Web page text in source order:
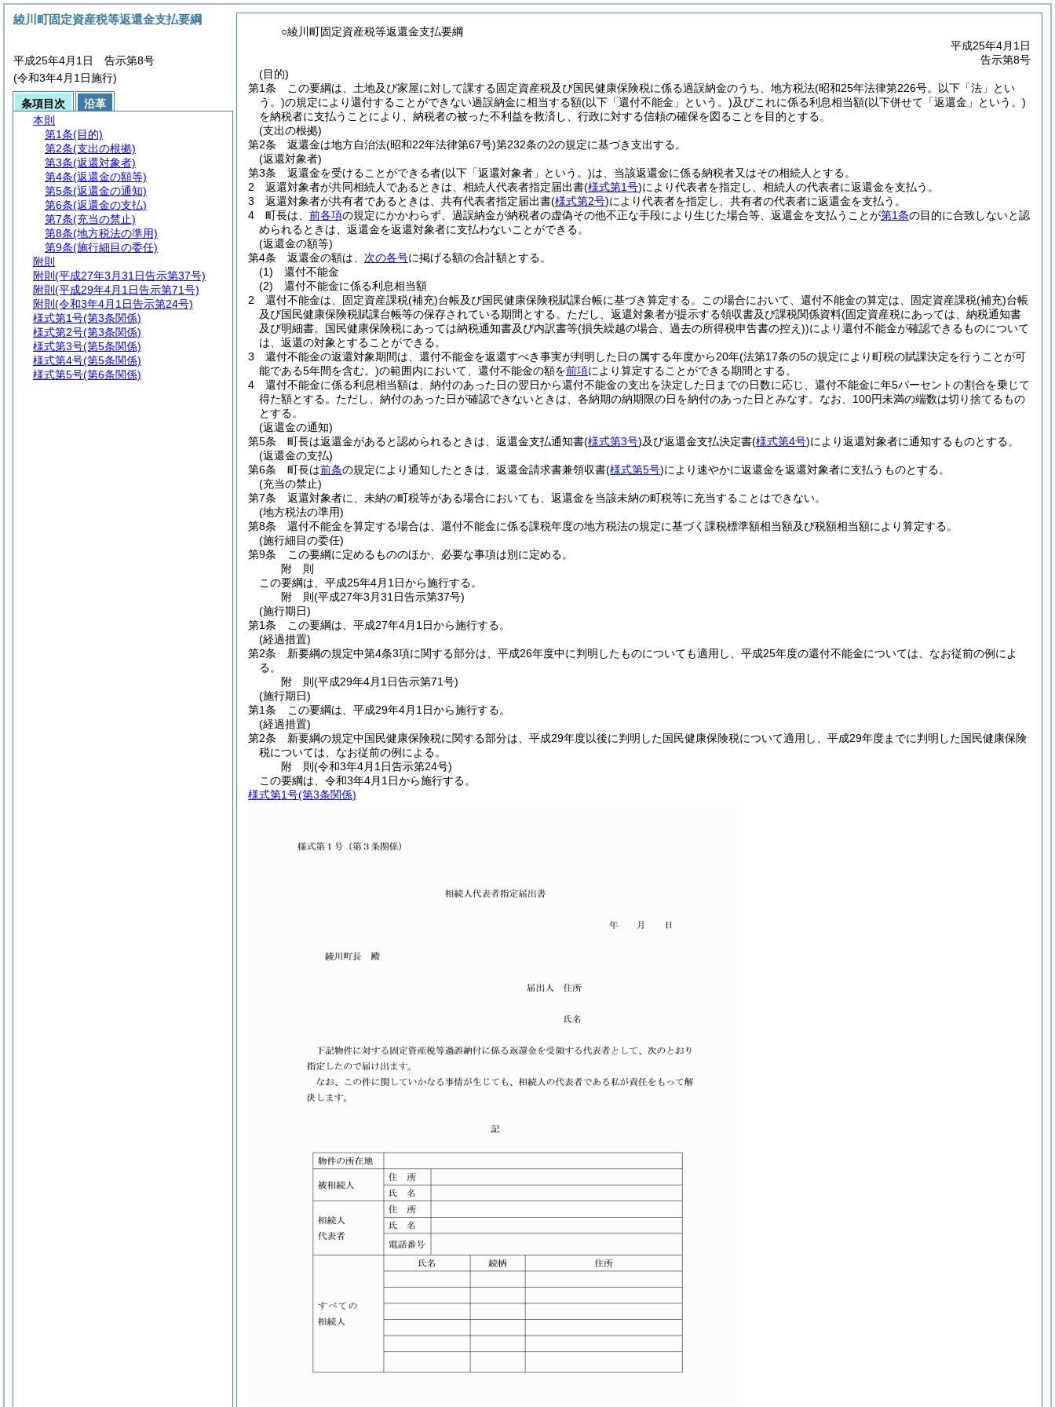
○綾川町固定資産税等返還金支払要綱
平成25年4月1日
告示第8号
(目的)
第1条
この要綱は、土地及び家屋に対して課する固定資産税及び国民健康保険税に係る過誤納金のうち、地方税法(昭和25年法律第226号。以下「法」とい
う。)の規定により還付することができない過誤納金に相当する額(以下「還付不能金」という。)及びこれに係る利息相当額(以下併せて「返還金」という。)
を納税者に支払うことにより、納税者の被った不利益を救済し、行政に対する信頼の確保を図ることを目的とする。
(支出の根拠)
第2条
返還金は地方自治法(昭和22年法律第67号)第232条の2の規定に基づき支出する。
(返還対象者)
第3条
返還金を受けることができる者(以下「返還対象者」という。)は、当該返還金に係る納税者又はその相続人とする。
2
返還対象者が共同相続人であるときは、相続人代表者指定届出書(様式第1号)により代表者を指定し、相続人の代表者に返還金を支払う。
3
返還対象者が共有者であるときは、共有代表者指定届出書(様式第2号)により代表者を指定し、共有者の代表者に返還金を支払う。
4
町長は、 前各項の規定にかかわらず、過誤納金が納税者の虚偽その他不正な手段により生じた場合等、返還金を支払うことが第1条の目的に合致しないと認
められるときは、返還金を返還対象者に支払わないことができる。
(返還金の額等)
第4条
返還金の額は、 次の各号に掲げる額の合計額とする。
(1)
還付不能金
(2)
還付不能金に係る利息相当額
2
還付不能金は、固定資産課税(補充)台帳及び国民健康保険税賦課台帳に基づき算定する。 この場合において、還付不能金の算定は、固定資産課税(補充)台帳
及び国民健康保険税賦課台帳等の保存されている期間とする。 ただし、返還対象者が提示する領収書及び課税関係資料(固定資産税にあっては、納税通知書
及び明細書。国民健康保険税にあっては納税通知書及び内訳書等(損失繰越の場合、過去の所得税申告書の控え))により還付不能金が確認できるものについて
は、返還の対象とすることができる。
3
還付不能金の返還対象期間は、還付不能金を返還すべき事実が判明した日の属する年度から20年(法第17条の5の規定により町税の賦課決定を行うことが可
能である5年間を含む。)の範囲内において、還付不能金の額を前項により算定することができる期間とする。
4
還付不能金に係る利息相当額は、納付のあった日の翌日から還付不能金の支出を決定した日までの日数に応じ、還付不能金に年5パーセントの割合を乗じて
得た額とする。 ただし、納付のあった日が確認できないときは、各納期の納期限の日を納付のあった日とみなす。 なお、100円未満の端数は切り捨てるもの
とする。
(返還金の通知)
第5条
町長は返還金があると認められるときは、返還金支払通知書(様式第3号)及び返還金支払決定書(様式第4号)により返還対象者に通知するものとする。
(返還金の支払)
第6条
町長は前条の規定により通知したときは、返還金請求書兼領収書(様式第5号)により速やかに返還金を返還対象者に支払うものとする。
(充当の禁止)
第7条
返還対象者に、未納の町税等がある場合においても、返還金を当該未納の町税等に充当することはできない。
(地方税法の準用)
第8条
還付不能金を算定する場合は、還付不能金に係る課税年度の地方税法の規定に基づく課税標準額相当額及び税額相当額により算定する。
(施行細目の委任)
第9条
この要綱に定めるもののほか、必要な事項は別に定める。
附 則
この要綱は、平成25年4月1日から施行する。
附 則(平成27年3月31日告示第37号)
(施行期日)
第1条
この要綱は、平成27年4月1日から施行する。
(経過措置)
第2条
新要綱の規定中第4条3項に関する部分は、平成26年度中に判明したものについても適用し、平成25年度の還付不能金については、なお従前の例によ
る。
附 則(平成29年4月1日告示第71号)
(施行期日)
第1条
この要綱は、平成29年4月1日から施行する。
(経過措置)
第2条
新要綱の規定中国民健康保険税に関する部分は、平成29年度以後に判明した国民健康保険税について適用し、平成29年度までに判明した国民健康保険
税については、なお従前の例による。
附 則(令和3年4月1日告示第24号)
この要綱は、令和3年4月1日から施行する。
様式第1号(第3条関係)
綾川町固定資産税等返還金支払要綱
平成25年4月1日 告示第8号
(令和3年4月1日施行)
条項目次
沿革
本則
第1条(目的)
第2条(支出の根拠)
第3条(返還対象者)
第4条(返還金の額等)
第5条(返還金の通知)
第6条(返還金の支払)
第7条(充当の禁止)
第8条(地方税法の準用)
第9条(施行細目の委任)
附則
附則 (平成27年3月31日告示第37号)
附則 (平成29年4月1日告示第71号)
附則 (令和3年4月1日告示第24号)
様式第1号(第3条関係)
様式第2号(第3条関係)
様式第3号(第5条関係)
様式第4号(第5条関係)
様式第5号(第6条関係)